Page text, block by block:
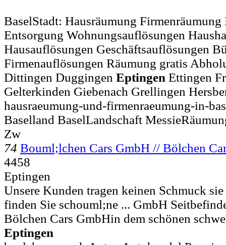
BaselStadt: Hausräumung
Entsorgung Wohnungsauflösungen
Hausauflösungen Geschäftsauflösungen
Firmenauflösungen Räumung gratis
Dittingen Duggingen Eptingen Ettingen
Gelterkinden Giebenach Grellingen
hausraeumung-und-firmenraeumung-in-
Baselland BaselLandschaft
Zw
74 Bouml;lchen Cars GmbH // Bölchen
4458
Eptingen
Unsere Kunden tragen keinen Schmuck
finden Sie schouml;ne ... GmbH
Bölchen Cars GmbHin dem schönen
Eptingen